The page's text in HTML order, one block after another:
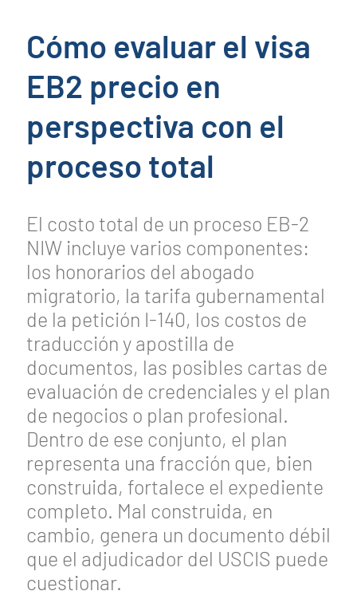
Cómo evaluar el visa
EB2 precio en
perspectiva con el
proceso total
El costo total de un proceso EB-2
NIW incluye varios componentes:
los honorarios del abogado
migratorio, la tarifa gubernamental
de la petición I-140, los costos de
traducción y apostilla de
documentos, las posibles cartas de
evaluación de credenciales y el plan
de negocios o plan profesional.
Dentro de ese conjunto, el plan
representa una fracción que, bien
construida, fortalece el expediente
completo. Mal construida, en
cambio, genera un documento débil
que el adjudicador del USCIS puede
cuestionar.